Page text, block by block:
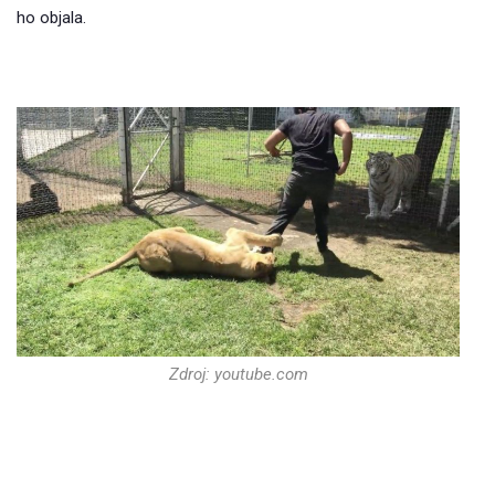
ho objala.
Zdroj: youtube.com